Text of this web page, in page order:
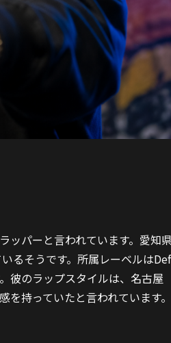
ッパーと言われています。愛知
るそうです。所属レーベルはDef
彼のラップスタイルは、名古屋
を持っていたと言われています。